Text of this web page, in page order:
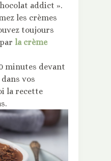
addict ».
les crèmes
toujours
la crème
minutes devant
vos
la recette